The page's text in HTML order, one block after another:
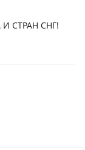
7 поколение
ADA), 2015 -
2016 -
рестайлинг,
СТРАН СНГ!